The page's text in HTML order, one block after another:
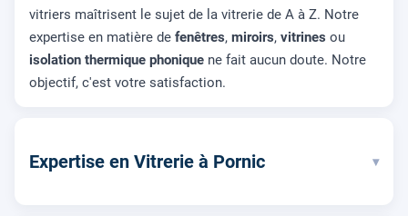
vitriers maîtrisent le sujet de la vitrerie de A à Z. Notre
expertise en matière de fenêtres, miroirs, vitrines ou
isolation thermique phonique ne fait aucun doute. Notre
objectif, c'est votre satisfaction.
Expertise en Vitrerie à Pornic ▾